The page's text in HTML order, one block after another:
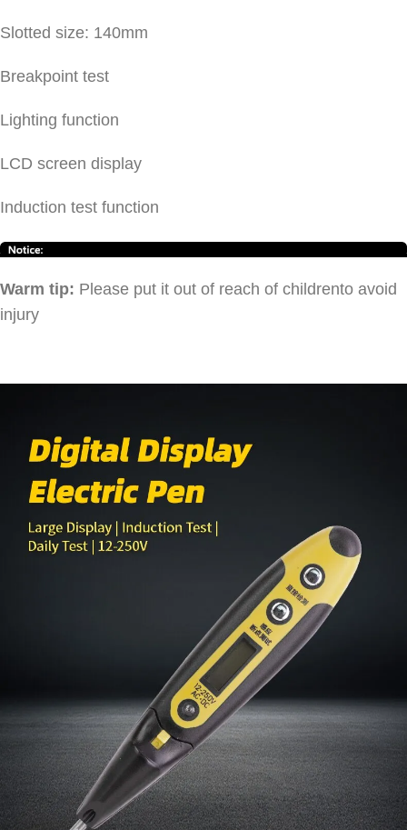
Slotted size: 140mm
Breakpoint test
Lighting function
LCD screen display
Induction test function
Warm tip: Please put it out of reach of childrento avoid
injury